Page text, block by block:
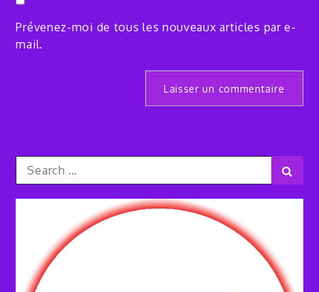
Prévenez-moi de tous les nouveaux articles par e-
mail.
Search
for: